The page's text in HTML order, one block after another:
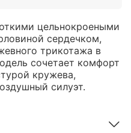
цельнокроеными
сердечком,
трикотажа в
сочетает комфорт
кружева,
силуэт.